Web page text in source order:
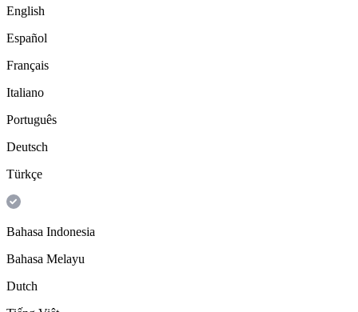
English
Español
Français
Italiano
Português
Deutsch
Türkçe
Bahasa Indonesia
Bahasa Melayu
Dutch